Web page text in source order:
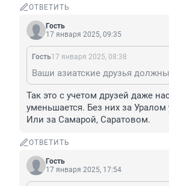
ОТВЕТИТЬ
Гость
17 января 2025, 09:35
Гость17 января 2025, 08:38
Так это с учетом друзей даже
уменьшается. Без них за
Или за Самарой, Саратовом.
ОТВЕТИТЬ
Гость
17 января 2025, 17:54